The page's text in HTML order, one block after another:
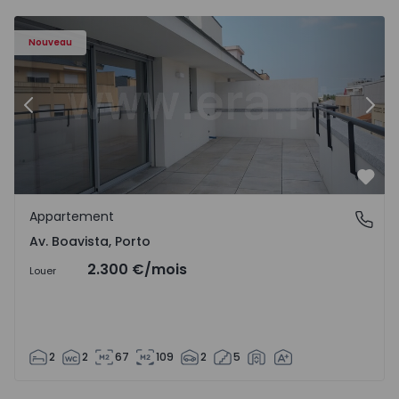
Nouveau
Appartement T2 Porto, Av. Boavista - 1574734 - 7
Précédent
Av. Boavista, Porto
Appartement
Av. Boavista, Porto
Louer 2.300 €/mois
2 2 67 109 2 5